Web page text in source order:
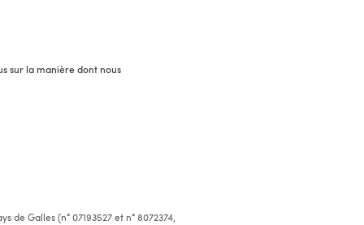
sur la manière dont nous
Galles (n° 07193527 et n° 8072374,